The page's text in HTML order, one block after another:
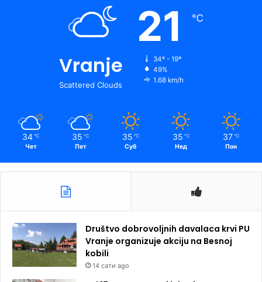
Vranje
Scattered Clouds
21 ℃
34º - 19º
49%
1.68 km/h
34 ℃
Чет
35 ℃
Пет
35 ℃
Суб
35 ℃
Нед
37 ℃
Пон
Društvo dobrovoljnih davalaca krvi PU
Vranje organizuje akciju na Besnoj
kobili
14 сати ago